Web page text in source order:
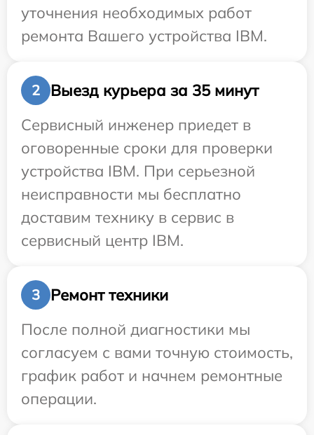
уточнения необходимых работ
ремонта Вашего устройства IBM.
2
Выезд курьера за 35 минут
Сервисный инженер приедет в
оговоренные сроки для проверки
устройства IBM. При серьезной
неисправности мы бесплатно
доставим технику в сервис в
сервисный центр IBM.
3
Ремонт техники
После полной диагностики мы
согласуем с вами точную стоимость,
график работ и начнем ремонтные
операции.